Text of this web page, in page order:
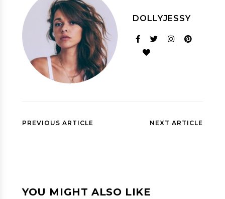
DOLLYJESSY
PREVIOUS ARTICLE NEXT ARTICLE
YOU MIGHT ALSO LIKE